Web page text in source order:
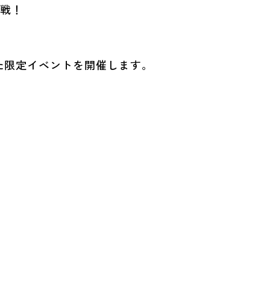
！
定イベントを開催します。